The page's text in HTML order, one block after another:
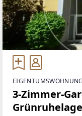
3-Zimmer-